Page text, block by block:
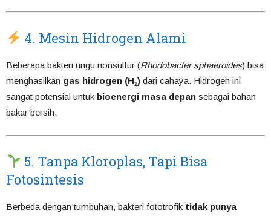
4. Mesin Hidrogen Alami
Beberapa bakteri ungu nonsulfur (Rhodobacter sphaeroides) bisa
menghasilkan gas hidrogen (H₂) dari cahaya. Hidrogen ini
sangat potensial untuk bioenergi masa depan sebagai bahan
bakar bersih.
5. Tanpa Kloroplas, Tapi Bisa
Fotosintesis
Berbeda dengan tumbuhan, bakteri fototrofik tidak punya